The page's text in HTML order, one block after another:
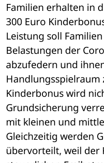
Familien erhalten in
300 Euro
Leistung soll
Belastungen der
abzufedern und
Handlungsspielraum
Kinderbonus wird
Grundsicherung
mit kleinen und
Gleichzeitig werden
übervorteilt, weil der